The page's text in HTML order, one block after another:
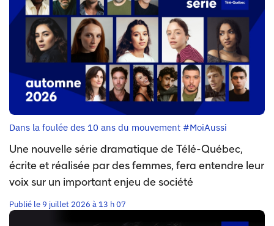
Dans la foulée des 10 ans du mouvement #MoiAussi
Une nouvelle série dramatique de Télé-Québec,
écrite et réalisée par des femmes, fera entendre leur
voix sur un important enjeu de société
Publié le 9 juillet 2026 à 13 h 07